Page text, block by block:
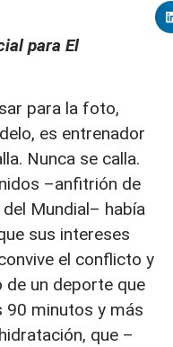
para El
para la foto,
es entrenador
Nunca se calla.
–anfitrión de
Mundial– había
sus intereses
el conflicto y
un deporte que
90 minutos y más
que –